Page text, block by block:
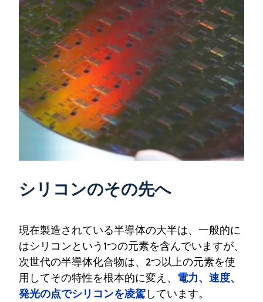
シリコンのその先へ
現在製造されている半導体の大半は、一般的に
はシリコンという1つの元素を含んでいますが、
次世代の半導体化合物は、2つ以上の元素を使
用してその特性を根本的に変え、 電力、速度、
発光の点でシリコンを凌駕しています。